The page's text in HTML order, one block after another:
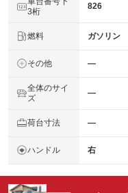
3桁
826
燃料 ガソリン
その他 ―
全体のサイ
ズ
―
荷台寸法 ―
ハンドル 右